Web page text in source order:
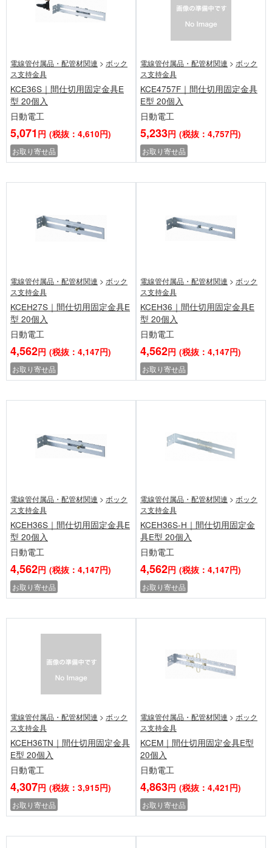
電線管付属品・配管材関連 > ボック
ス支持金具
KCE36S｜間仕切用固定金具E
型 20個入
日動電工
5,071 円 (税抜：4,610円)
お取り寄せ品
電線管付属品・配管材関連 > ボック
ス支持金具
KCE4757F｜間仕切用固定金具
E型 20個入
日動電工
5,233円 (税抜：4,757円)
お取り寄せ品
電線管付属品・配管材関連 > ボック
ス支持金具
KCEH27S｜間仕切用固定金具E
型 20個入
日動電工
4,562円 (税抜：4,147円)
お取り寄せ品
電線管付属品・配管材関連 > ボック
ス支持金具
KCEH36｜間仕切用固定金具E
型 20個入
日動電工
4,562円 (税抜：4,147円)
お取り寄せ品
電線管付属品・配管材関連 > ボック
ス支持金具
KCEH36S｜間仕切用固定金具E
型 20個入
日動電工
4,562円 (税抜：4,147円)
お取り寄せ品
電線管付属品・配管材関連 > ボック
ス支持金具
KCEH36S-H｜間仕切用固定金
具E型 20個入
日動電工
4,562円 (税抜：4,147円)
お取り寄せ品
電線管付属品・配管材関連 > ボック
ス支持金具
KCEH36TN｜間仕切用固定金具
E型 20個入
日動電工
4,307円 (税抜：3,915円)
お取り寄せ品
電線管付属品・配管材関連 > ボック
ス支持金具
KCEM｜間仕切用固定金具E型
20個入
日動電工
4,863円 (税抜：4,421円)
お取り寄せ品